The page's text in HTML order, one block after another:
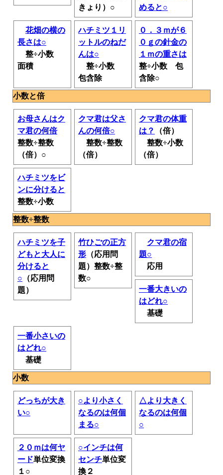
きょり）○
めると○
花畑の横の
長さは○
整÷小数
面積
ハチミツ１リ
ットルのねだ
んは○
整÷小数
包含除
０．３ｍが６
０ｇの針金の
１ｍの重さは
整÷小数 包
含除○
小数と倍
お母さんはク
マ君の何倍
整数÷整数
（倍）○
クマ君は父さ
んの何倍○
整数÷整数
（倍）
クマ君の体重
は？
（倍）
整数÷小数
（倍）
ハチミツをビ
ンに分けると
整数÷小数
整数÷整数
ハチミツを子
どもと大人に
分けると
○ （応用問
題）
竹ひごの正方
形 （応用問
題）整数÷整
数○
クマ君の宿
題○
応用
一番大きいの
はどれ○
基礎
一番小さいの
はどれ○
基礎
小数
どっちが大き
い○
○より小さく
なるのは何個
まる○
△より大きく
なるのは何個
○
２０ｍは何ヤ
ード単位変換
１○
○インチは何
センチ単位変
換２